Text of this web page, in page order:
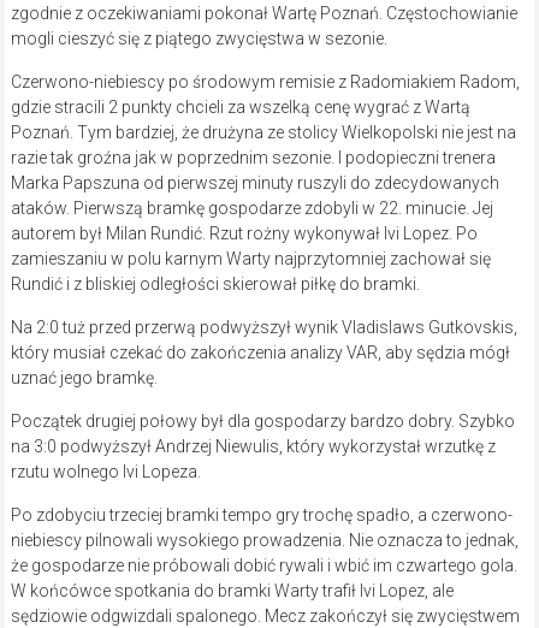
zgodnie z oczekiwaniami pokonał Wartę Poznań. Częstochowianie
mogli cieszyć się z piątego zwycięstwa w sezonie.
Czerwono-niebiescy po środowym remisie z Radomiakiem Radom,
gdzie stracili 2 punkty chcieli za wszelką cenę wygrać z Wartą
Poznań. Tym bardziej, że drużyna ze stolicy Wielkopolski nie jest na
razie tak groźna jak w poprzednim sezonie. I podopieczni trenera
Marka Papszuna od pierwszej minuty ruszyli do zdecydowanych
ataków. Pierwszą bramkę gospodarze zdobyli w 22. minucie. Jej
autorem był Milan Rundić. Rzut rożny wykonywał Ivi Lopez. Po
zamieszaniu w polu karnym Warty najprzytomniej zachował się
Rundić i z bliskiej odległości skierował piłkę do bramki.
Na 2:0 tuż przed przerwą podwyższył wynik Vladislaws Gutkovskis,
który musiał czekać do zakończenia analizy VAR, aby sędzia mógł
uznać jego bramkę.
Początek drugiej połowy był dla gospodarzy bardzo dobry. Szybko
na 3:0 podwyższył Andrzej Niewulis, który wykorzystał wrzutkę z
rzutu wolnego Ivi Lopeza.
Po zdobyciu trzeciej bramki tempo gry trochę spadło, a czerwono-
niebiescy pilnowali wysokiego prowadzenia. Nie oznacza to jednak,
że gospodarze nie próbowali dobić rywali i wbić im czwartego gola.
W końcówce spotkania do bramki Warty trafił Ivi Lopez, ale
sędziowie odgwizdali spalonego. Mecz zakończył się zwycięstwem